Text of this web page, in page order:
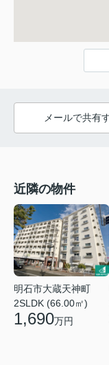
メールで共有
近隣の物件
明石市大蔵天神町
2SLDK (66.00㎡)
1,690万円